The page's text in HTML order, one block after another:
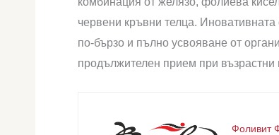
червени кръвни телца.
по-бързо и пълно усвояване от
продължителен прием при възрастни
Фоливит